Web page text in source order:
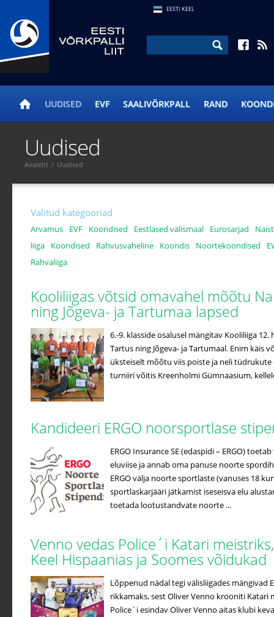
EESTI KEEL
UUDISED EVF SAALIVÕRKPALL RAND
Valitud kategooriad
Arvamus EVF Koondised Eestlased välismaal Eurosarjad
liiga
Koondised Rahvusvaheline Koondis Noortekoondised
Rahvaliiga
Kooliliigas võtsid omavahel mõõtu
ning Jõgeva- ja Tartumaa lapsed
6.-9. klasside osalusel mängitav Kooliliiga
Tartus ning Jõgeva- ja Tartumaal. Enim käis
üksteiselt mõõtu viis poiste ja neli tüdrukute
turniiri võitis Kreenholmi Gümnaasium,
Kandideeri ERGO noorsportlase
ERGO Insurance SE (edaspidi – ERGO)
eluviise ja annab oma panuse noorte
ERGO välja noorte sportlaste (vanuses 18
sportlaskarjääri jätkamist iseseisva elu
toetada lootustandvate noorte ...
Venno vedas Police´i Katari
Keel Hispaanias ja Soomes võidukad
Lõppenud nädal tegi välisliigades
rikkamaks, sest Oliver Venno krooniti Katari
Police´i esindav Oliver Venno aitas klubi
Uudised
Avaleht / Uudised